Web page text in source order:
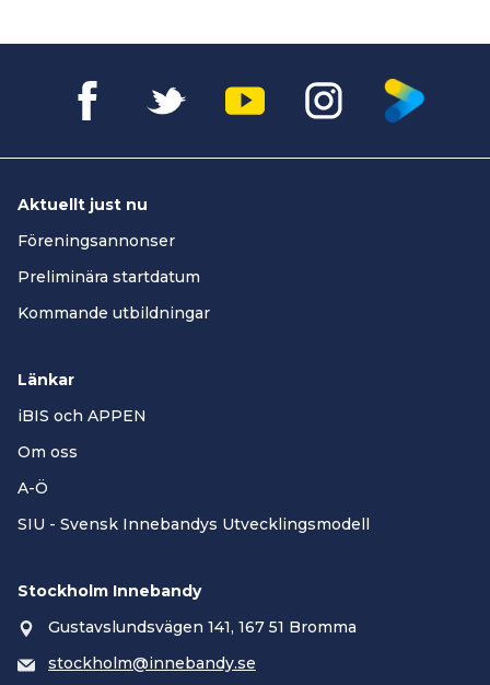
Aktuellt just nu
Föreningsannonser
Preliminära startdatum
Kommande utbildningar
Länkar
iBIS och APPEN
Om oss
A-Ö
SIU - Svensk Innebandys Utvecklingsmodell
Stockholm Innebandy
Gustavslundsvägen 141, 167 51 Bromma
stockholm@innebandy.se